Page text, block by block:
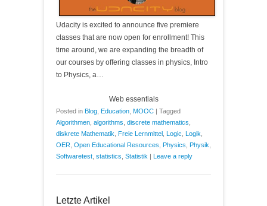
Udacity is excited to announce five premiere
classes that are now open for enrollment! This
time around, we are expanding the breadth of
our courses by offering classes in physics, Intro
to Physics, a…
Web essentials
Posted in Blog Education MOOC | Tagged
Algorithmen algorithms discrete mathematics
diskrete Mathematik Freie Lernmittel Logic Logik
OER Open Educational Resources Physics Physik
Softwaretest statistics Statistik | Leave a reply
Letzte Artikel